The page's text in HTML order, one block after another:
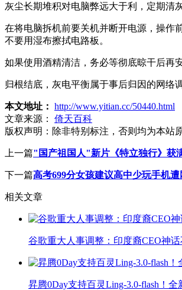
灰尘长期堆积对电脑弊远大于利，定期清
在将电脑拆机前要关机并断开电源，操作
不要用湿布擦拭电路板。
如果使用酒精清洁，务必等彻底晾干后再
归根结底，灰电平衡属于事后归因的网络
本文地址： http://www.yitian.cc/50440.html
文章来源：
倚天百科
版权声明： 除非特别标注，否则均为本站
上一篇"国产祖国人"新片《特立独行》获
下一篇高考699分女孩建议高中少玩手机
相关文章
谷歌重大人事调整：印度裔CEO神
昇腾0Day支持百灵Ling-3.0-flash！